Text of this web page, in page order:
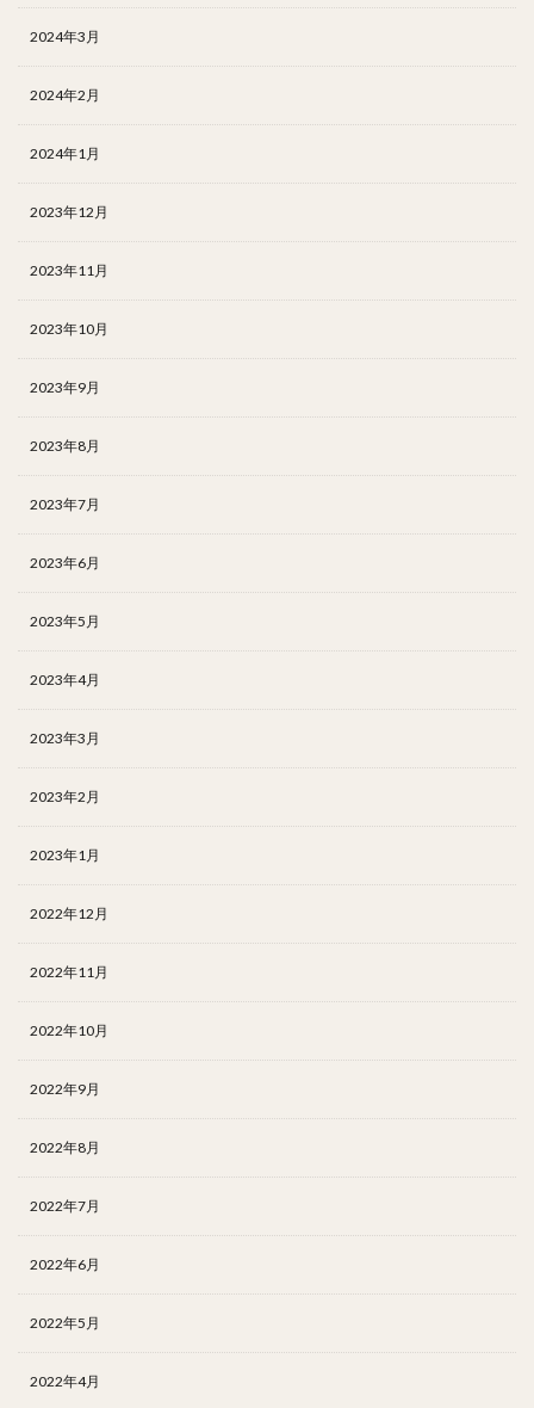
2024年3月
2024年2月
2024年1月
2023年12月
2023年11月
2023年10月
2023年9月
2023年8月
2023年7月
2023年6月
2023年5月
2023年4月
2023年3月
2023年2月
2023年1月
2022年12月
2022年11月
2022年10月
2022年9月
2022年8月
2022年7月
2022年6月
2022年5月
2022年4月